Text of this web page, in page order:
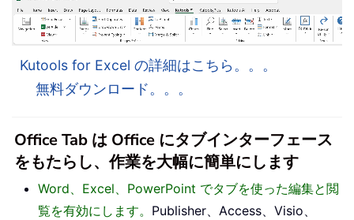
Kutools for Excel の詳細はこちら。。。
無料ダウンロード。。。
Office Tab は Office にタブインターフェース
をもたらし、作業を大幅に簡単にします
Word、Excel、PowerPoint でタブを使った編集と閲
覧を有効にします。 Publisher、Access、Visio、